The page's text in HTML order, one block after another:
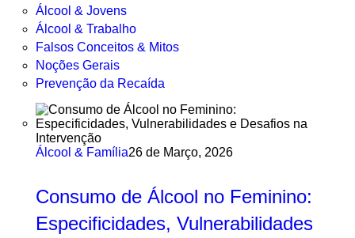
Álcool & Jovens
Álcool & Trabalho
Falsos Conceitos & Mitos
Noções Gerais
Prevenção da Recaída
Álcool & Família26 de Março, 2026
Consumo de Álcool no Feminino:
Especificidades, Vulnerabilidades